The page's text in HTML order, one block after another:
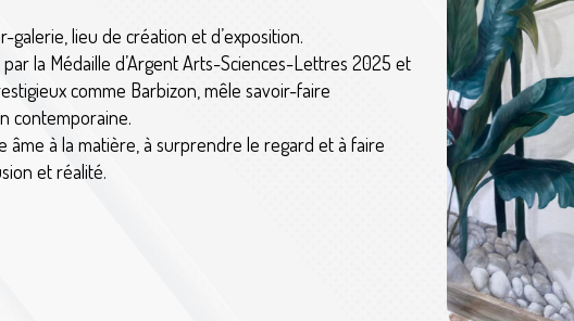
galerie, lieu de création et d’exposition.
la Médaille d’Argent Arts-Sciences-Lettres 2025 et
comme Barbizon, mêle savoir-faire
contemporaine.
âme à la matière, à surprendre le regard et à faire
et réalité.